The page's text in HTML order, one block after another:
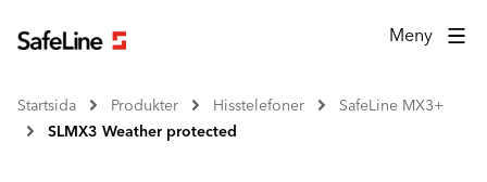
Meny
Startsida Produkter Hisstelefoner
SafeLine MX3+
SLMX3 Weather protected